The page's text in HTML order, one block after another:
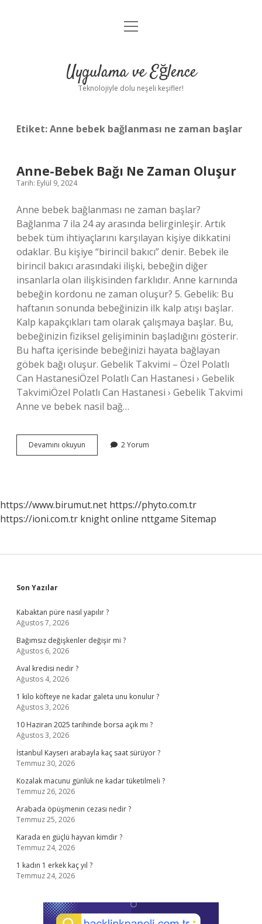
Anasayfa
Yasal Uyarı
menüyü
Uygulama ve Eğlence
Teknolojiyle dolu neşeli keşifler!
Etiket:Anne bebek bağlanması ne zaman başlar
Anne-Bebek Bağı Ne Zaman Oluşur
Tarih: Eylül 9, 2024
Anne bebek bağlanması ne zaman başlar?
Bağlanma 7 ila 24 ay arasında belirginleşir. Artık
bebek tüm ihtiyaçlarını karşılayan kişiye dikkatini
odaklar. Bu kişiye “birincil bakıcı” denir. Bebek ile
birincil bakıcı arasındaki ilişki, bebeğin diğer
insanlarla olan ilişkisinden farklıdır. Anne karnında
bebeğin kordonu ne zaman oluşur? 5. Gebelik: Bu
haftanın sonunda bebeğinizin ilk kalp atışı başlar.
Kalp kapakçıkları tam olarak çalışmaya başlar. Bu,
bebeğinizin fiziksel gelişiminin başladığını gösterir.
Bu hafta içerisinde bebeğinizi hayata bağlayan
göbek bağı oluşur. Gebelik Takvimi – Özel Polatlı
Can HastanesiÖzel Polatlı Can Hastanesi › Gebelik
TakvimiÖzel Polatlı Can Hastanesi › Gebelik Takvimi
Anne ve bebek nasil bağ…
Devamını okuyun
Bebek
2 Yorum
https://www.birumut.net https://phyto.com.tr
https://ioni.com.tr knight online nttgame Sitemap
Sidebar
Son Yazılar
Kabaktan püre nasıl yapılır ?
Ağustos 7, 2026
Bağımsız değişkenler değişir mi ?
Ağustos 6, 2026
Aval kredisi nedir ?
Ağustos 4, 2026
1 kilo köfteye ne kadar galeta unu konulur ?
Ağustos 3, 2026
10 Haziran 2025 tarihinde borsa açık mı ?
Ağustos 3, 2026
İstanbul Kayseri arabayla kaç saat sürüyor ?
Temmuz 30, 2026
Kozalak macunu günlük ne kadar tüketilmeli ?
Temmuz 26, 2026
Arabada öpüşmenin cezası nedir ?
Temmuz 25, 2026
Karada en güçlü hayvan kimdir ?
Temmuz 24, 2026
1 kadın 1 erkek kaç yıl ?
Temmuz 24, 2026